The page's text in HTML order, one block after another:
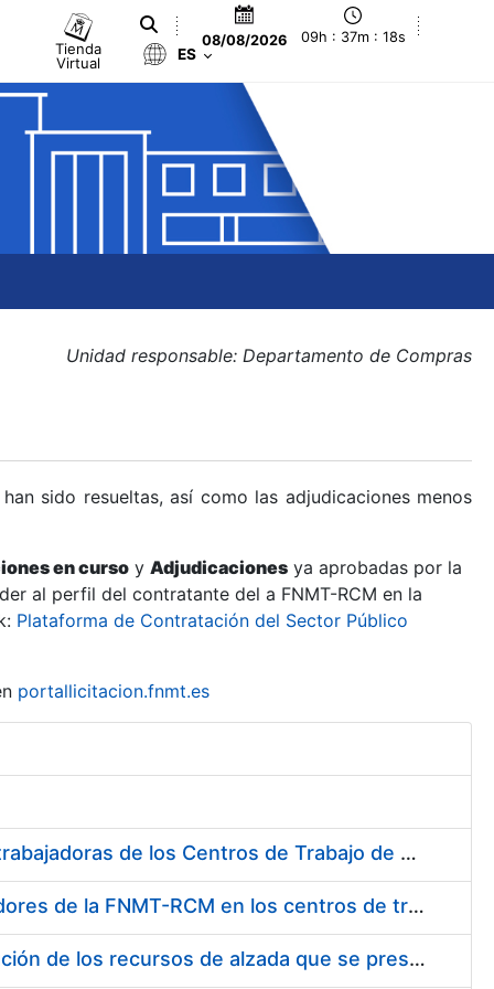
Tienda
Virtual
08/08/2026 09h : 37m : 18s
ES
Unidad responsable: Departamento de Compras
sido resueltas, así como las adjudicaciones menos
en curso y Adjudicaciones ya aprobadas por la
al perfil del contratante del a FNMT-RCM en la
Plataforma de Contratación del Sector Público
portallicitacion.fnmt.es
Suministro de Protectores Auditivos a medida para las personas trabajadoras de los Centros de Trabajo de Madrid y Burgos
Suministro de gafas graduadas antiproyecciones para los trabajadores de la FNMT-RCM en los centros de trabajo de Madrid y Burgos
Servicios de una empresa externa para el asesoramiento y resolución de los recursos de alzada que se presentan relacionados con procesos de selección para la FNMT-RCM